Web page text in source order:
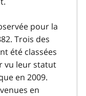
pour la
Trois des
été classées
vu leur statut
en 2009.
en